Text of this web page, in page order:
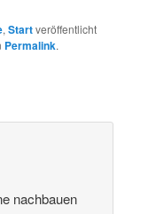
,Startveröffentlicht
Permalink.
nachbauen